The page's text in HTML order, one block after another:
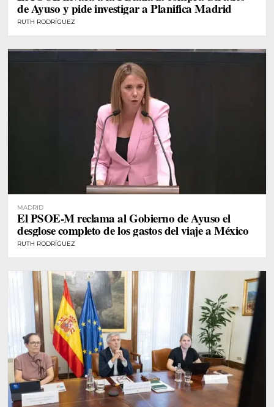
de Ayuso y pide investigar a Planifica Madrid
RUTH RODRÍGUEZ
MADRID
El PSOE-M reclama al Gobierno de Ayuso el
desglose completo de los gastos del viaje a México
RUTH RODRÍGUEZ